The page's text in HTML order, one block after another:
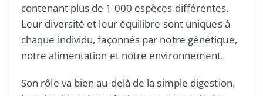
contenant plus de 1 000 espèces différentes.
Leur diversité et leur équilibre sont uniques à
chaque individu, façonnés par notre génétique,
notre alimentation et notre environnement.
Son rôle va bien au-delà de la simple digestion.